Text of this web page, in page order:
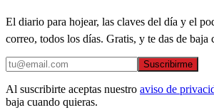
El diario para hojear, las claves del día y el
correo, todos los días. Gratis, y te das de baja
Suscribirme
Al suscribirte aceptas nuestro aviso de
baja cuando quieras.